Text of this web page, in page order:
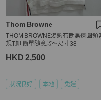
Thom Browne
THOM BROWNE湯姆布朗黑邊圓領
規T卹 簡單隨意款～尺寸38
HKD 2,500
狀況良好 本地 免運